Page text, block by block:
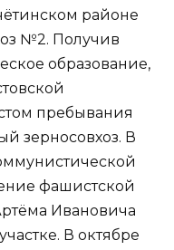
районе
№2. Получив
образование,
пребывания
зерносовхоз. В
фашистской
Ивановича
В октябре